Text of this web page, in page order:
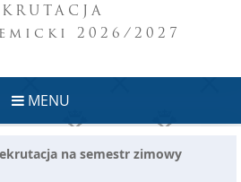
2026/2027
MENU
na semestr zimowy